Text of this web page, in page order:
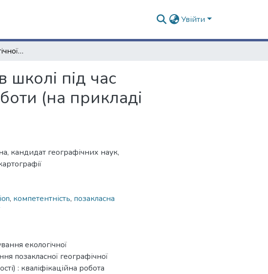
Увійти
Формування екологічної компетентності в школі під час проведення позакласної географічної роботи (на прикладі краєзнавчої діяльності)
школі під час
(на прикладі
кандидат географічних наук,
, компетентність, позакласна
екологічної
позакласної географічної
: кваліфікаційна робота